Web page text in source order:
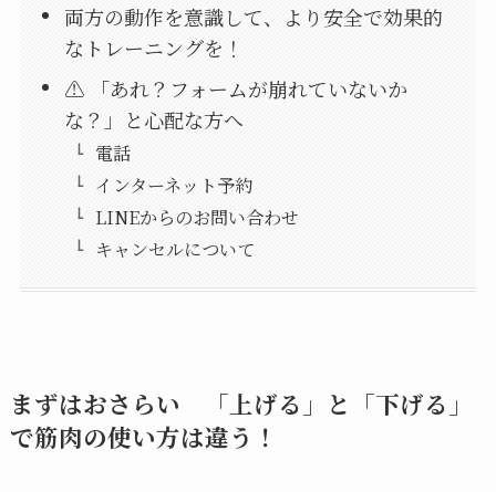
両方の動作を意識して、より安全で効果的
なトレーニングを！
⚠️ 「あれ？フォームが崩れていないか
な？」と心配な方へ
電話
インターネット予約
LINEからのお問い合わせ
キャンセルについて
まずはおさらい 「上げる」と「下げる」
で筋肉の使い方は違う！